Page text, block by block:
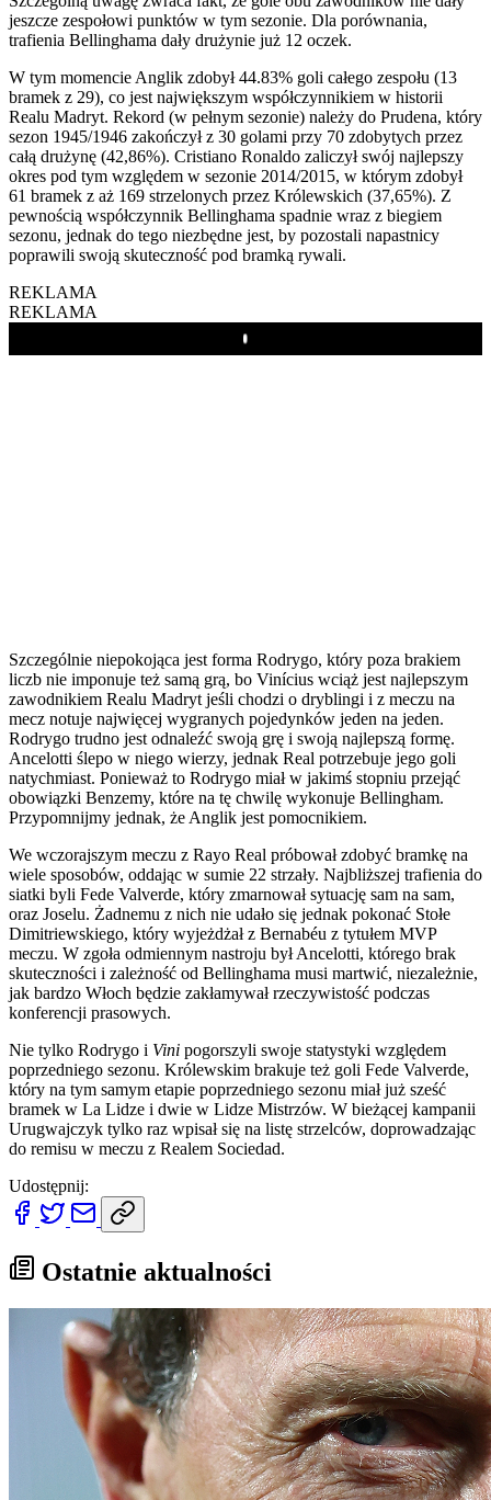
jeszcze zespołowi punktów w tym sezonie. Dla porównania,
trafienia Bellinghama dały drużynie już 12 oczek.
W tym momencie Anglik zdobył 44.83% goli całego zespołu (13
bramek z 29), co jest największym współczynnikiem w historii
Realu Madryt. Rekord (w pełnym sezonie) należy do Prudena, który
sezon 1945/1946 zakończył z 30 golami przy 70 zdobytych przez
całą drużynę (42,86%). Cristiano Ronaldo zaliczył swój najlepszy
okres pod tym względem w sezonie 2014/2015, w którym zdobył
61 bramek z aż 169 strzelonych przez Królewskich (37,65%). Z
pewnością współczynnik Bellinghama spadnie wraz z biegiem
sezonu, jednak do tego niezbędne jest, by pozostali napastnicy
poprawili swoją skuteczność pod bramką rywali.
REKLAMA
REKLAMA
Play
Szczególnie niepokojąca jest forma Rodrygo, który poza brakiem
liczb nie imponuje też samą grą, bo Vinícius wciąż jest najlepszym
zawodnikiem Realu Madryt jeśli chodzi o dryblingi i z meczu na
mecz notuje najwięcej wygranych pojedynków jeden na jeden.
Rodrygo trudno jest odnaleźć swoją grę i swoją najlepszą formę.
Ancelotti ślepo w niego wierzy, jednak Real potrzebuje jego goli
natychmiast. Ponieważ to Rodrygo miał w jakimś stopniu przejąć
obowiązki Benzemy, które na tę chwilę wykonuje Bellingham.
Przypomnijmy jednak, że Anglik jest pomocnikiem.
We wczorajszym meczu z Rayo Real próbował zdobyć bramkę na
wiele sposobów, oddając w sumie 22 strzały. Najbliższej trafienia do
siatki byli Fede Valverde, który zmarnował sytuację sam na sam,
oraz Joselu. Żadnemu z nich nie udało się jednak pokonać Stołe
Dimitriewskiego, który wyjeżdżał z Bernabéu z tytułem MVP
meczu. W zgoła odmiennym nastroju był Ancelotti, którego brak
skuteczności i zależność od Bellinghama musi martwić, niezależnie,
jak bardzo Włoch będzie zakłamywał rzeczywistość podczas
konferencji prasowych.
Nie tylko Rodrygo i Vini pogorszyli swoje statystyki względem
poprzedniego sezonu. Królewskim brakuje też goli Fede Valverde,
który na tym samym etapie poprzedniego sezonu miał już sześć
bramek w La Lidze i dwie w Lidze Mistrzów. W bieżącej kampanii
Urugwajczyk tylko raz wpisał się na listę strzelców, doprowadzając
do remisu w meczu z Realem Sociedad.
Udostępnij:
Ostatnie aktualności